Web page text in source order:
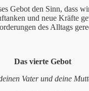
Gebot den Sinn, dass
und neue Kräfte
des Alltags
Das vierte Gebot
Vater und deine
2010